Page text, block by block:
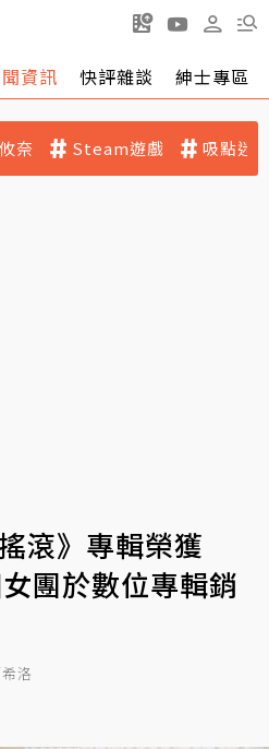
資訊 快評雜談 紳士專區
奈 Steam遊戲 吸點迷
滾》專輯榮獲
團於數位專輯銷
洛